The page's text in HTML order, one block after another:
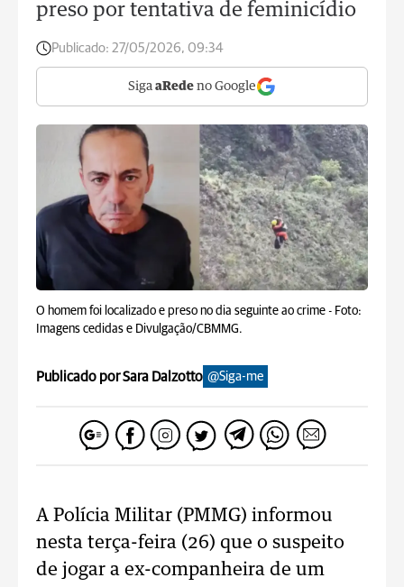
preso por tentativa de feminicídio
Publicado: 27/05/2026, 09:34
Siga aRede no Google
O homem foi localizado e preso no dia seguinte ao crime - Foto:
Imagens cedidas e Divulgação/CBMMG.
Publicado por Sara Dalzotto @Siga-me
A Polícia Militar (PMMG) informou
nesta terça-feira (26) que o suspeito
de jogar a ex-companheira de um